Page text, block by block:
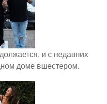
и с недавних
доме вшестером.